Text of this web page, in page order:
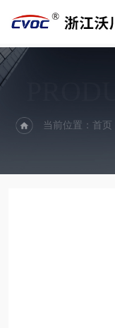
当前位置：首页